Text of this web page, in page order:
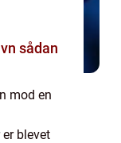
mod en
blevet